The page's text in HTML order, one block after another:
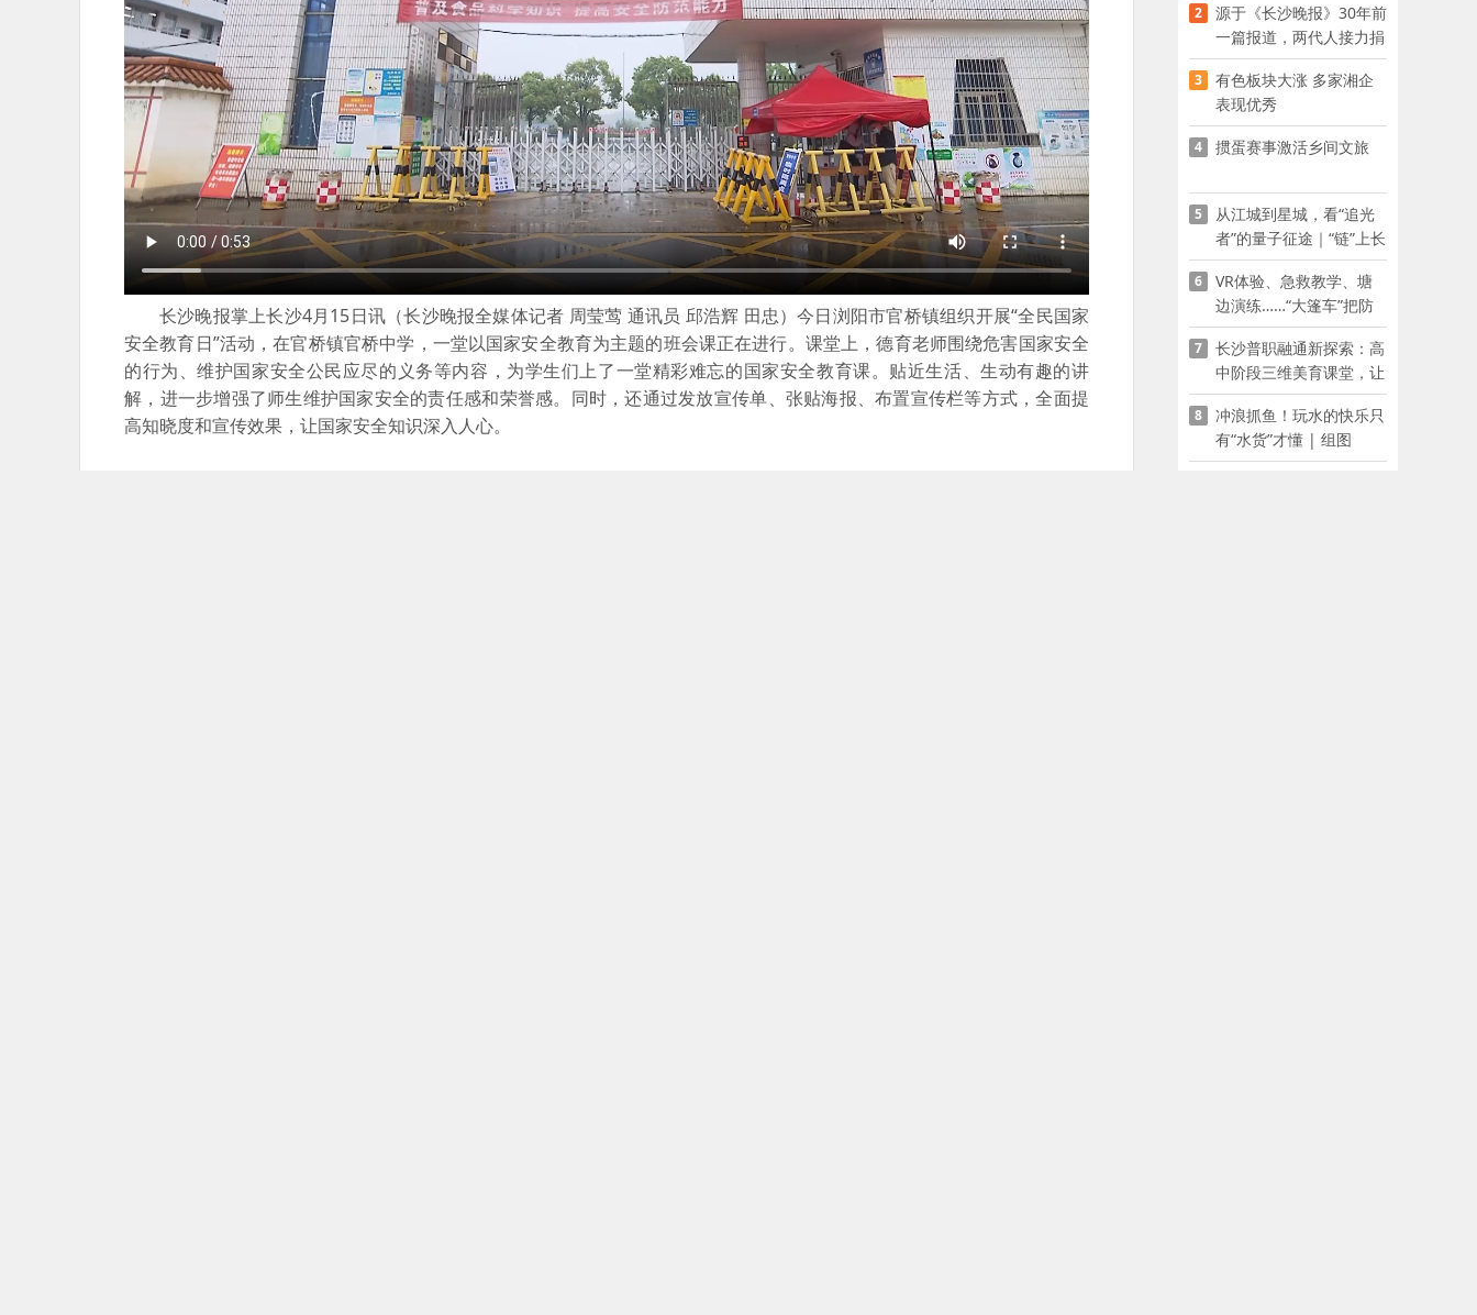
长沙晚报掌上长沙4月15日讯（长沙晚报全媒体记者 周莹莺 通讯员 邱浩辉 田忠）今日浏阳市官桥镇组织开展“全民国家
安全教育日”活动，在官桥镇官桥中学，一堂以国家安全教育为主题的班会课正在进行。课堂上，德育老师围绕危害国家安全
的行为、维护国家安全公民应尽的义务等内容，为学生们上了一堂精彩难忘的国家安全教育课。贴近生活、生动有趣的讲
解，进一步增强了师生维护国家安全的责任感和荣誉感。同时，还通过发放宣传单、张贴海报、布置宣传栏等方式，全面提
高知晓度和宣传效果，让国家安全知识深入人心。
2
源于《长沙晚报》30年前
一篇报道，两代人接力捐
资助学
3
有色板块大涨 多家湘企
表现优秀
4 掼蛋赛事激活乡间文旅
5
从江城到星城，看“追光
者”的量子征途｜“链”上长
沙 “才”够硬核
6
VR体验、急救教学、塘
边演练……“大篷车”把防
溺水课堂搬到乡村青少年
家门口
7
长沙普职融通新探索：高
中阶段三维美育课堂，让
少年向美而生
8
冲浪抓鱼！玩水的快乐只
有“水货”才懂 | 组图